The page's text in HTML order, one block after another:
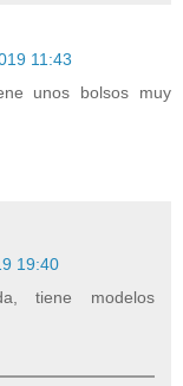
11:43
unos bolsos muy
19:40
tiene modelos